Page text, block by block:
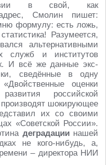
в свой, как
Смолин пишет:
формулу: есть ложь,
Разумеется,
альтернативными
служб и институтов
И всё же данные экс-
сведённые в одну
оценки
российской
производят шокирующее
их со своими
«Советской России».
деградациинашей
не кого-нибудь, а,
– директора НИИ